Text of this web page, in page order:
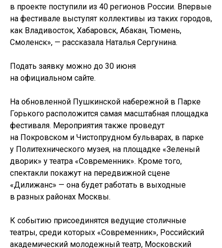
в проекте поступили из 40 регионов России. Впервые
на фестивале выступят коллективы из таких городов,
как Владивосток, Хабаровск, Абакан, Тюмень,
Смоленск», — рассказала Наталья Сергунина.
Подать заявку можно до 30 июня
на официальном сайте.
На обновленной Пушкинской набережной в Парке
Горького расположится самая масштабная площадка
фестиваля. Мероприятия также проведут
на Покровском и Чистопрудном бульварах, в парке
у Политехнического музея, на площадке «Зеленый
дворик» у театра «Современник». Кроме того,
спектакли покажут на передвижной сцене
«Дилижанс» — она будет работать в выходные
в разных районах Москвы.
К событию присоединятся ведущие столичные
театры, среди которых «Современник», Российский
академический молодежный театр, Московский